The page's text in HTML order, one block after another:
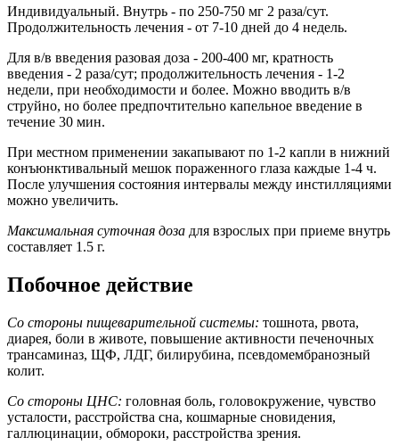
Индивидуальный. Внутрь - по 250-750 мг 2 раза/сут.
Продолжительность лечения - от 7-10 дней до 4 недель.
Для в/в введения разовая доза - 200-400 мг, кратность
введения - 2 раза/сут; продолжительность лечения - 1-2
недели, при необходимости и более. Можно вводить в/в
струйно, но более предпочтительно капельное введение в
течение 30 мин.
При местном применении закапывают по 1-2 капли в нижний
конъюнктивальный мешок пораженного глаза каждые 1-4 ч.
После улучшения состояния интервалы между инстилляциями
можно увеличить.
Максимальная суточная доза для взрослых при приеме внутрь
составляет 1.5 г.
Побочное действие
Со стороны пищеварительной системы: тошнота, рвота,
диарея, боли в животе, повышение активности печеночных
трансаминаз, ЩФ, ЛДГ, билирубина, псевдомембранозный
колит.
Со стороны ЦНС: головная боль, головокружение, чувство
усталости, расстройства сна, кошмарные сновидения,
галлюцинации, обмороки, расстройства зрения.